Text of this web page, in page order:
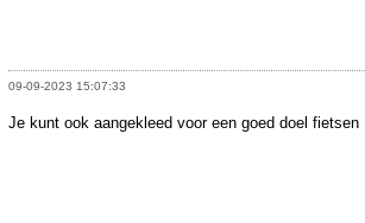
09-09-2023 15:07:33
Je kunt ook aangekleed voor een goed doel fietsen